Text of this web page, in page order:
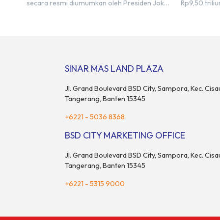
secara resmi diumumkan oleh Presiden Joko
Istana Kepresidenan pada hari Senin, 18 Maret
Rp9,50
maupun
rumah
SINAR MAS LAND PLAZA
Jl. Grand Boulevard BSD City, Sampora, Kec.
Tangerang, Banten 15345
+6221 - 5036 8368
BSD CITY MARKETING OFFICE
Jl. Grand Boulevard BSD City, Sampora, Kec.
Tangerang, Banten 15345
+6221 - 5315 9000